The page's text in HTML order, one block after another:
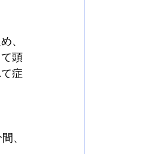
、
頭
症
、